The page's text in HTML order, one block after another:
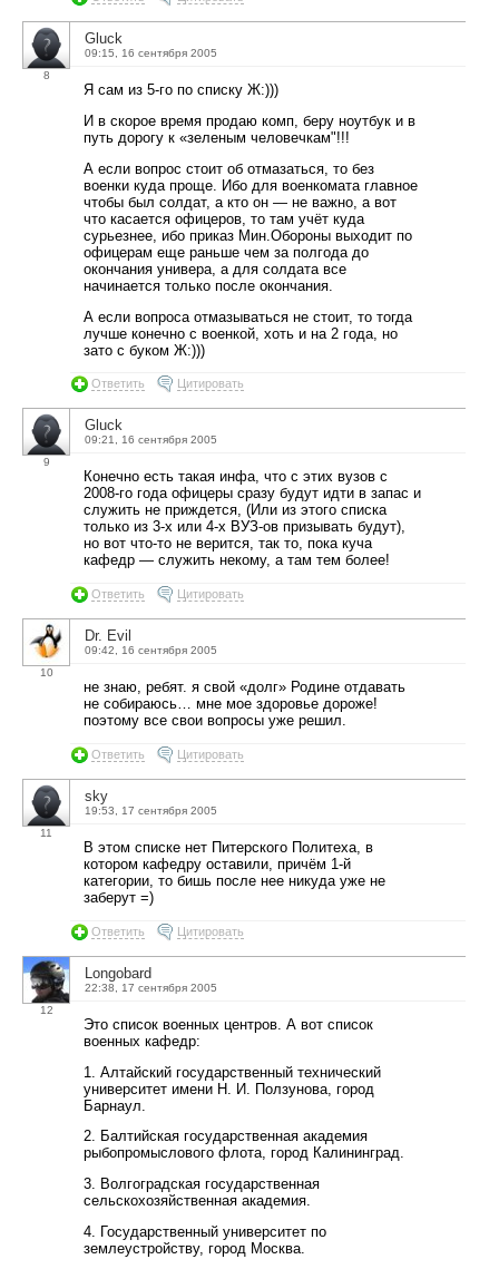
8
Gluck
09:15, 16 сентября 2005
Я сам из 5-го по списку Ж:)))
И в скорое время продаю комп, беру ноутбук и в
путь дорогу к «зеленым человечкам"!!!
А если вопрос стоит об отмазаться, то без
военки куда проще. Ибо для военкомата главное
чтобы был солдат, а кто он — не важно, а вот
что касается офицеров, то там учёт куда
сурьезнее, ибо приказ Мин.Обороны выходит по
офицерам еще раньше чем за полгода до
окончания универа, а для солдата все
начинается только после окончания.
А если вопроса отмазываться не стоит, то тогда
лучше конечно с военкой, хоть и на 2 года, но
зато с буком Ж:)))
Ответить Цитировать
9
Gluck
09:21, 16 сентября 2005
Конечно есть такая инфа, что с этих вузов с
2008-го года офицеры сразу будут идти в запас и
служить не приждется, (Или из этого списка
только из 3-х или 4-х ВУЗ-ов призывать будут),
но вот что-то не верится, так то, пока куча
кафедр — служить некому, а там тем более!
Ответить Цитировать
10
Dr. Evil
09:42, 16 сентября 2005
не знаю, ребят. я свой «долг» Родине отдавать
не собираюсь… мне мое здоровье дороже!
поэтому все свои вопросы уже решил.
Ответить Цитировать
11
sky
19:53, 17 сентября 2005
В этом списке нет Питерского Политеха, в
котором кафедру оставили, причём 1-й
категории, то бишь после нее никуда уже не
заберут =)
Ответить Цитировать
12
Longobard
22:38, 17 сентября 2005
Это список военных центров. А вот список
военных кафедр:
1. Алтайский государственный технический
университет имени Н. И. Ползунова, город
Барнаул.
2. Балтийская государственная академия
рыбопромыслового флота, город Калининград.
3. Волгоградская государственная
сельскохозяйственная академия.
4. Государственный университет по
землеустройству, город Москва.